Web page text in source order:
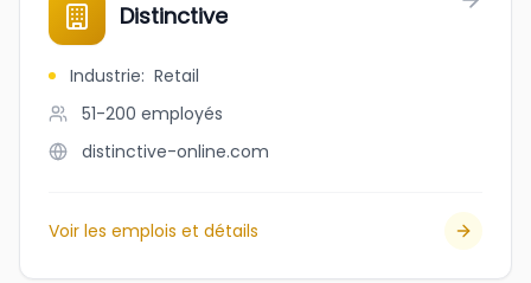
Distinctive
Industrie: Retail
51-200 employés
distinctive-online.com
Voir les emplois et détails